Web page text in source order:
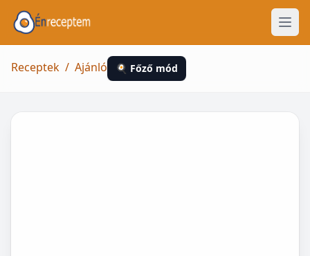
Receptek / Ajánló 🍳 Főző mód